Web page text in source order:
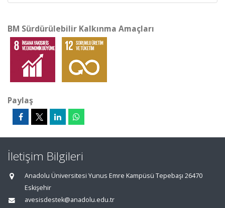
BM Sürdürülebilir Kalkınma Amaçları
Paylaş
İletişim Bilgileri
Anadolu Üniversitesi Yunus Emre Kampüsü Tepebaşı 26470
Eskişehir
avesisdestek@anadolu.edu.tr